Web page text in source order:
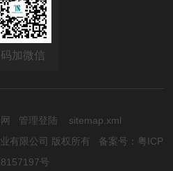
加微信
管理登陆
sitemap.xml
有限公司 版权所有 备案号：粤ICP
号